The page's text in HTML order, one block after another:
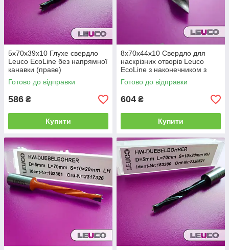
5x70x39x10 Глухе свердло
Leuco EcoLine без напрямної
канавки (праве)
Готово до відправки
586 ₴
Купити
8x70x44x10 Свердло для
наскрізних отворів Leuco
EcoLine з наконечником з
твердого сплаву (ліве)
Готово до відправки
604 ₴
Купити